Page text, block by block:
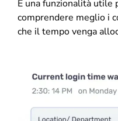
È una funzionalità utile
comprendere meglio i
che il tempo venga